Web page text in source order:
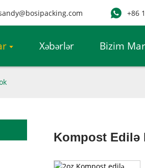
+86
Xəbərlər Bizim
Kompost Edilə